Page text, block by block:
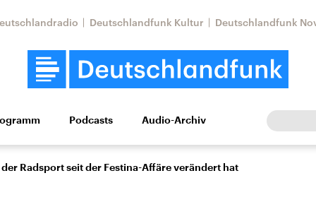
Deutschlandfunk Kultur Deutschlandfunk
Wissen Kultur Europa
Podcasts Audio-Archiv
der Radsport seit der Festina-Affäre verändert hat